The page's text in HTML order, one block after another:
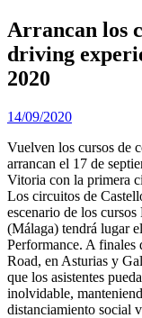
Arrancan los
driving
2020
14/09/2020
Vuelven los cursos de
arrancan el 17 de
Vitoria con la primera
Los circuitos de
escenario de los
(Málaga) tendrá lugar
Performance. A finales
Road, en Asturias y
que los asistentes
inolvidable,
distanciamiento social